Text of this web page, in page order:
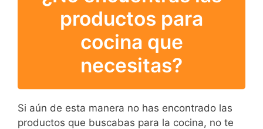
productos para
cocina que
necesitas?
Si aún de esta manera no has encontrado las
productos que buscabas para la cocina, no te